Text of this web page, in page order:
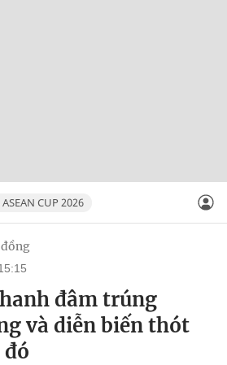
CUP 2026
đâm trúng
và diễn biến thót